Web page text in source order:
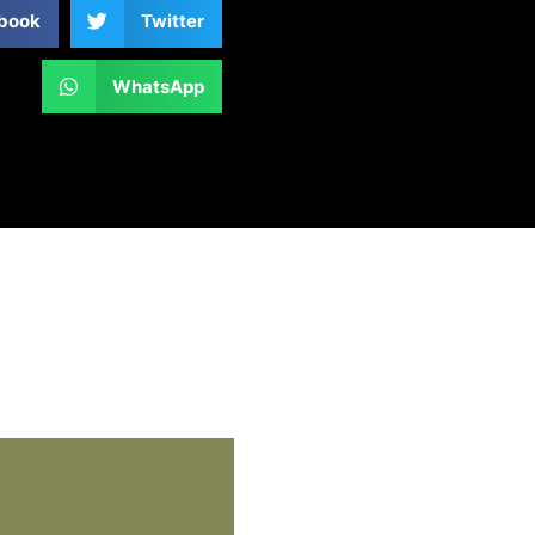
Twitter
WhatsApp